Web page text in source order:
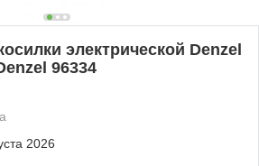
электрической Denzel
96334
2026